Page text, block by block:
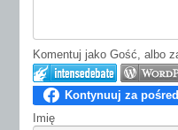
Komentuj jako Gość, albo
Imię